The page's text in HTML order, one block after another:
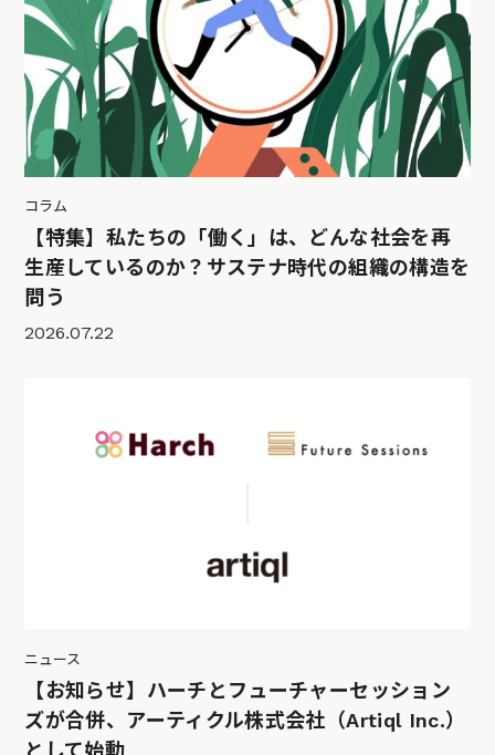
コラム
【特集】私たちの「働く」は、どんな社会を再
生産しているのか？サステナ時代の組織の構造を
問う
2026.07.22
ニュース
【お知らせ】ハーチとフューチャーセッション
ズが合併、アーティクル株式会社（Artiql Inc.）
として始動